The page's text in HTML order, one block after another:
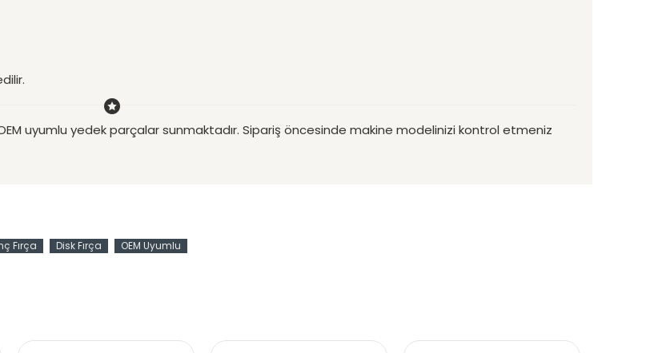
uyumlu yedek parçalar sunmaktadır. Sipariş öncesinde makine modelinizi kontrol etmeniz
Fırça Disk Fırça OEM Uyumlu